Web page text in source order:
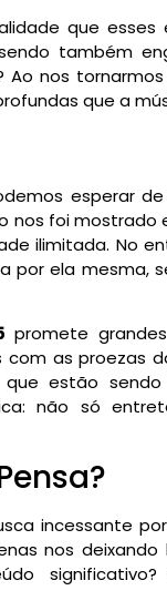
que esses
também
Ao nos
que a
esperar
nos foi mostrado
ilimitada. No
por ela mesma,
promete
com as proezas
estão
não só
incessante
nos deixando